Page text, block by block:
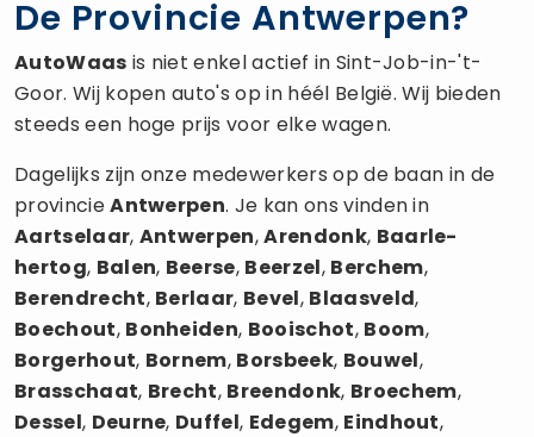
De Provincie Antwerpen?
AutoWaas is niet enkel actief in Sint-Job-in-'t-
Goor. Wij kopen auto's op in héél België. Wij bieden
steeds een hoge prijs voor elke wagen.
Dagelijks zijn onze medewerkers op de baan in de
provincieAntwerpen. Je kan ons vinden in
Aartselaar, Antwerpen,Arendonk, Baarle-
hertog, Balen, Beerse, Beerzel, Berchem,
Berendrecht, Berlaar, Bevel, Blaasveld,
Boechout, Bonheiden, Booischot, Boom,
Borgerhout, Bornem, Borsbeek, Bouwel,
Brasschaat, Brecht, Breendonk, Broechem,
Dessel, Deurne, Duffel, Edegem, Eindhout,